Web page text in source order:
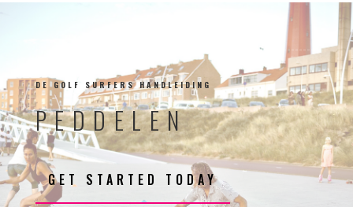
DE GOLF SURFERS HANDLEIDING
PEDDELEN
GET STARTED TODAY